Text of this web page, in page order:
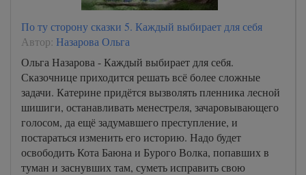
По ту сторону сказки 5. Каждый выбирает для себя
Автор: Назарова Ольга
Ольга Назарова - Каждый выбирает для себя.
Сказочнице приходится решать всё более сложные
задачи. Катерине придётся вызволять пленника лесной
шишиги, останавливать менестреля, зачаровывающего
голосом, да ещё задумавшего преступление, и
постараться изменить его историю. Надо будет
освободить Кота Баюна и Бурого Волка, попавших в
туман и заснувших там, суметь исправить свою